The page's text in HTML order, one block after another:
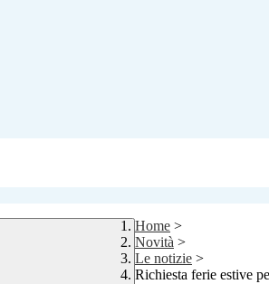
Home >
Novità >
Le notizie >
Richiesta ferie estive